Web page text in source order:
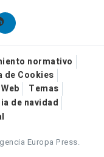
normativo
de Cookies
Temas
de navidad
Europa Press.